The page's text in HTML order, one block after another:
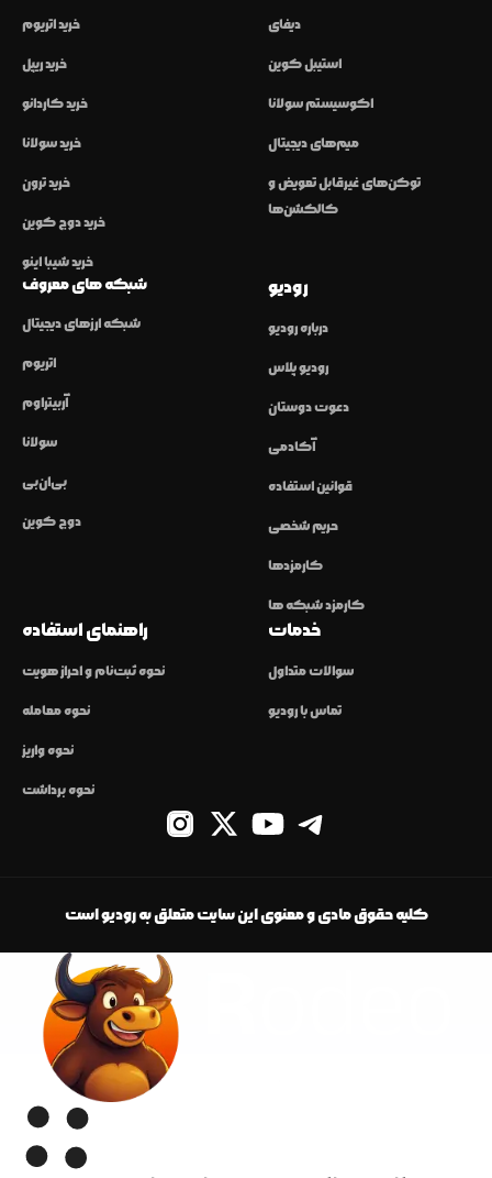
خرید اتریوم
خرید ریپل
خرید کاردانو
خرید سولانا
خرید ترون
خرید دوج کوین
خرید شیبا اینو
دیفای
استیبل کوین
اکوسیستم سولانا
میم‌های دیجیتال
توکن‌های غیرقابل تعویض و
کالکشن‌ها
شبکه های معروف
شبکه ارزهای دیجیتال
اتریوم
آربیتراوم
سولانا
بی‌ان‌بی
دوج کوین
رودیو
درباره رودیو
رودیو پلاس
دعوت دوستان
آکادمی
قوانین استفاده
حریم شخصی
کارمزدها
کارمزد شبکه ها
راهنمای استفاده
نحوه ثبت‌نام و احراز هویت
نحوه معامله
نحوه واریز
نحوه برداشت
خدمات
سوالات متداول
تماس با رودیو
کلیه حقوق مادی و معنوی این سایت متعلق به رودیو است